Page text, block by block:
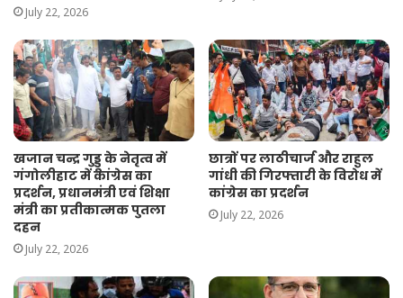
July 22, 2026
खजान चन्द्र गुड्डू के नेतृत्व में
गंगोलीहाट में कांग्रेस का
प्रदर्शन, प्रधानमंत्री एवं शिक्षा
मंत्री का प्रतीकात्मक पुतला
दहन
July 22, 2026
छात्रों पर लाठीचार्ज और राहुल
गांधी की गिरफ्तारी के विरोध में
कांग्रेस का प्रदर्शन
July 22, 2026